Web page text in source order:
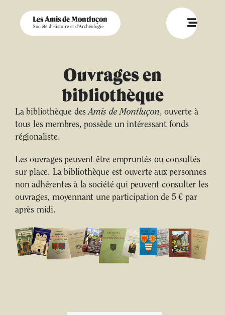
Les Amis de Montluçon
Société d'Histoire et d'Archéologie
Ouvrages en
bibliothèque
La bibliothèque desAmis de Montluçon, ouverte à
tous les membres, possède un intéressant fonds
régionaliste.
Les ouvrages peuvent être empruntés ou consultés
sur place. La bibliothèque est ouverte aux personnes
non adhérentes à la société qui peuvent consulter les
ouvrages, moyennant une participation de 5 € par
après midi.